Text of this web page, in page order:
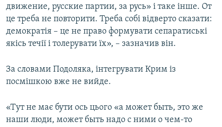
движение, русские партии, за русь» і таке інше. От
це треба не повторити. Треба собі відверто сказати:
демократія – це не право формувати сепаратиські
якісь течії і толерувати їх», – зазначив він.
За словами Подоляка, інтегрувати Крим із
посмішкою вже не вийде.
«Тут не має бути ось цього «а может быть, это же
наши люди, может быть надо с ними о чем-то